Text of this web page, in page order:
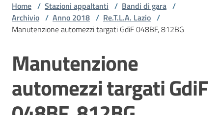
Stazioni
appaltanti
Home / Stazioni appaltanti / Bandi di gara /
Archivio / Anno 2018 / Re.T.L.A. Lazio /
Manutenzione automezzi targati GdiF 048BF, 812BG
Salta al contenuto
Manutenzione
automezzi targati GdiF